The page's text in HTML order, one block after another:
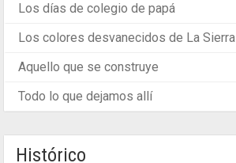
Los días de colegio de papá
Los colores desvanecidos de La Sierra
Aquello que se construye
Todo lo que dejamos allí
Histórico